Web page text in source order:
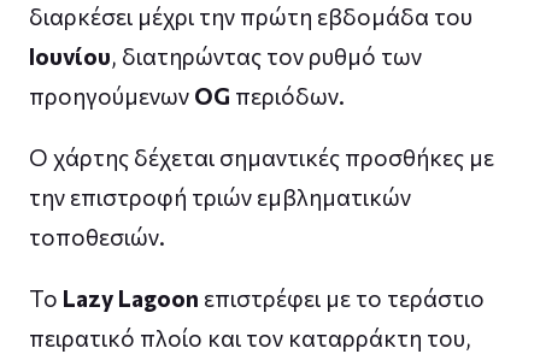
διαρκέσει μέχρι την πρώτη εβδομάδα του
Ιουνίου, διατηρώντας τον ρυθμό των
προηγούμενων OG περιόδων.
Ο χάρτης δέχεται σημαντικές προσθήκες με
την επιστροφή τριών εμβληματικών
τοποθεσιών.
Το Lazy Lagoon επιστρέφει με το τεράστιο
πειρατικό πλοίο και τον καταρράκτη του,